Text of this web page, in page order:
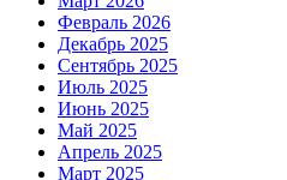
Февраль 2026
Декабрь 2025
Сентябрь 2025
Июль 2025
Июнь 2025
Май 2025
Апрель 2025
Март 2025